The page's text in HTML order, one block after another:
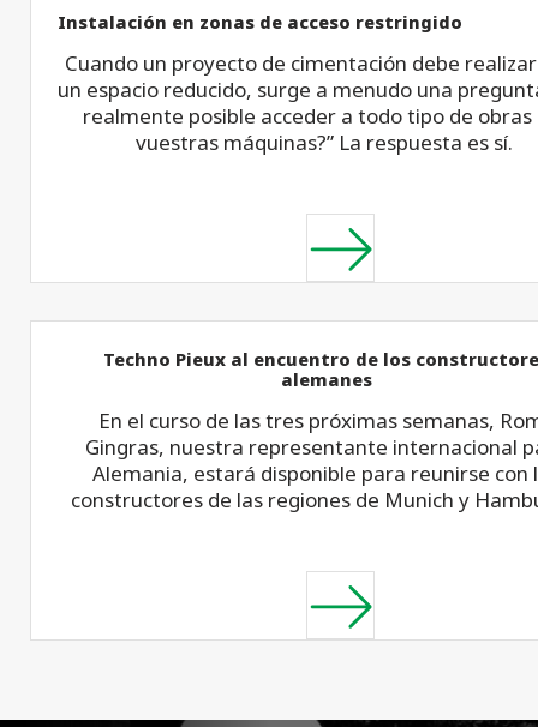
Instalación en zonas de acceso restringido
Cuando un proyecto de cimentación debe
un espacio reducido, surge a menudo una
realmente posible acceder a todo tipo de obras
vuestras máquinas?” La respuesta es sí.
Techno Pieux al encuentro de los
alemanes
En el curso de las tres próximas semanas,
Gingras, nuestra representante internacional
Alemania, estará disponible para reunirse con
constructores de las regiones de Munich y